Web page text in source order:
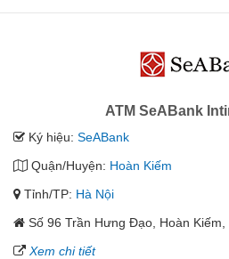
ATM SeABank
Ký hiệu: SeABank
Quận/Huyện: Hoàn Kiếm
Tỉnh/TP: Hà Nội
Số 96 Trần Hưng Đạo, Hoàn Kiếm,
Xem chi tiết